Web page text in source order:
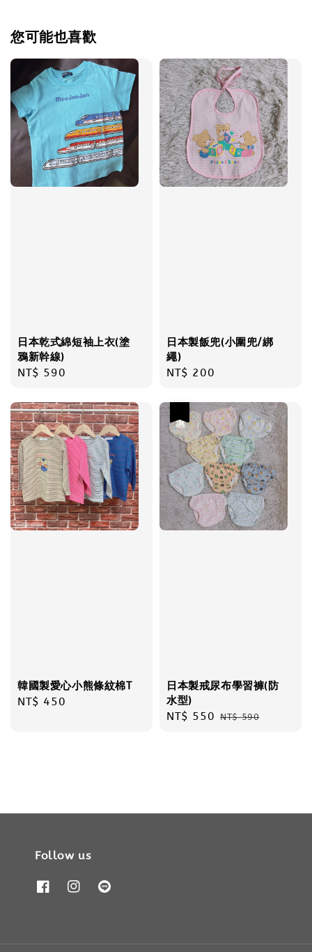
您可能也喜歡
日本乾式綿短袖上衣(塗
鴉新幹線)
Regular
NT$ 590
日本製飯兜(小圍兜/綁
繩)
Regular
NT$ 200
韓國製愛心小熊條紋棉T
Regular
NT$ 450
日本製戒尿布學習褲(防
水型)
Sale
NT$ 550 Regular
NT$ 590
Follow us